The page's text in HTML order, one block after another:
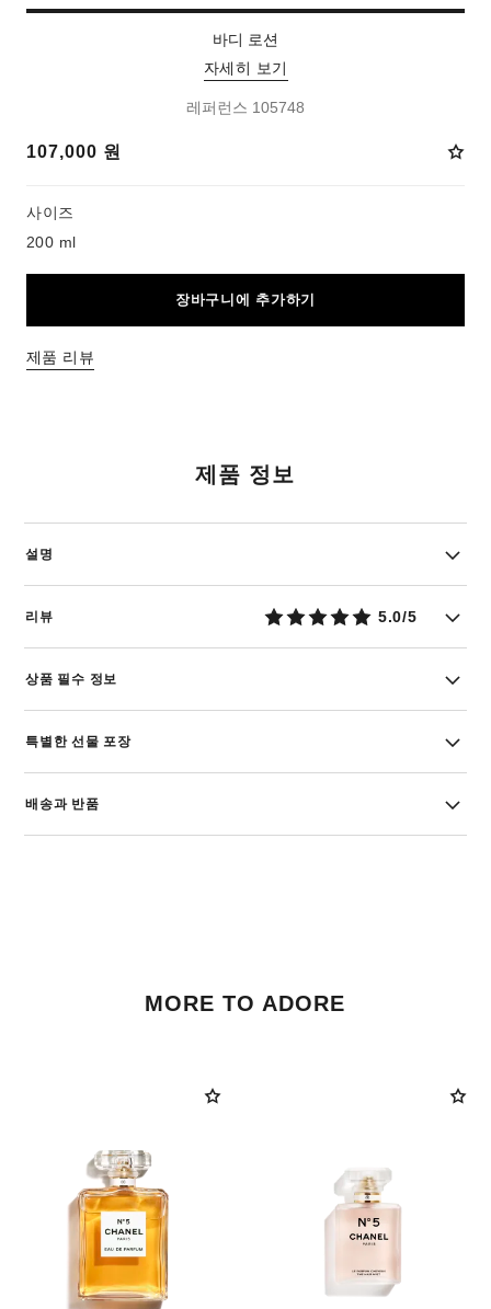
바디 로션
자세히 보기
레퍼런스 105748
107,000 원
사이즈
200 ml
장바구니에 추가하기
제품 리뷰
제품 정보
설명
리뷰 5.0/5
상품 필수 정보
특별한 선물 포장
배송과 반품
MORE TO ADORE